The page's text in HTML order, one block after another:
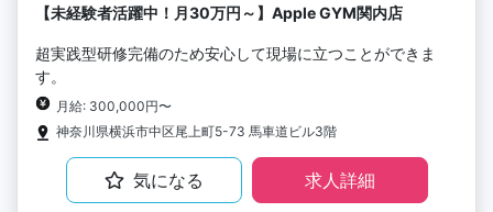
【未経験者活躍中！月30万円～】Apple GYM関内店
超実践型研修完備のため安心して現場に立つことができま
す。
月給: 300,000円〜
神奈川県横浜市中区尾上町5-73 馬車道ビル3階
気になる 求人詳細